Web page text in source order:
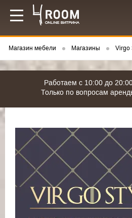
Магазин мебели Магазины Virgo
Работаем с 10:00 до
Только по вопросам